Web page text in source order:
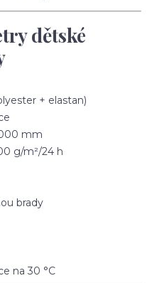
dětské
+ elastan)
mm
g/m²/24 h
brady
na 30 °C